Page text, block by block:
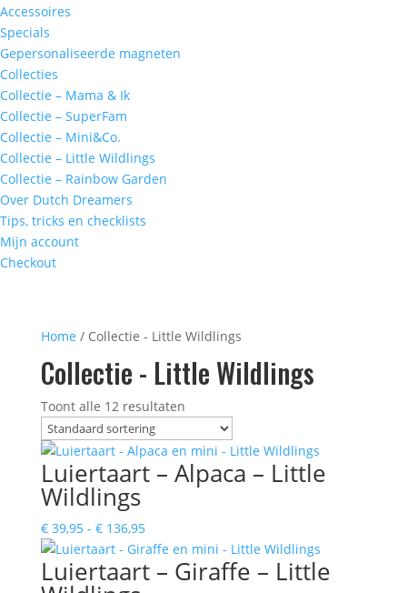
Accessoires
Specials
Gepersonaliseerde magneten
Collecties
Collectie – Mama & Ik
Collectie – SuperFam
Collectie – Mini&Co.
Collectie – Little Wildlings
Collectie – Rainbow Garden
Over Dutch Dreamers
Tips, tricks en checklists
Mijn account
Checkout
Home / Collectie - Little Wildlings
Collectie - Little Wildlings
Toont alle 12 resultaten
Luiertaart – Alpaca – Little
Wildlings
€39,95 - €136,95Prijsklasse:
€ 39,95
tot
Luiertaart – Giraffe – Little